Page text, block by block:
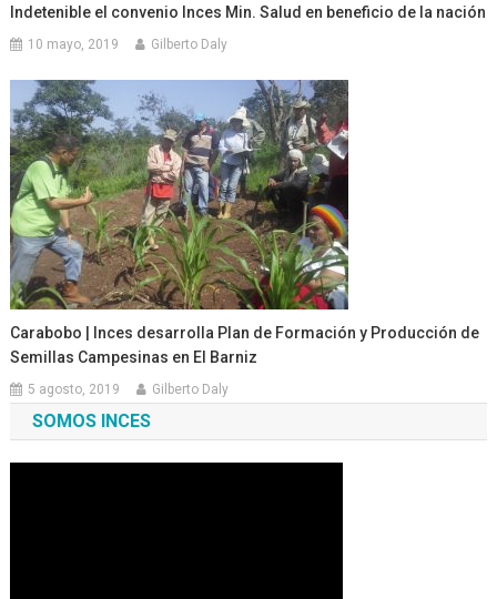
Indetenible el convenio Inces Min. Salud en beneficio de la nación
10 mayo, 2019 Gilberto Daly
Carabobo | Inces desarrolla Plan de Formación y Producción de
Semillas Campesinas en El Barniz
5 agosto, 2019 Gilberto Daly
SOMOS INCES